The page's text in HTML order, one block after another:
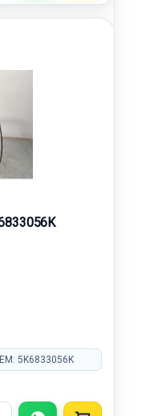
5K6833056K